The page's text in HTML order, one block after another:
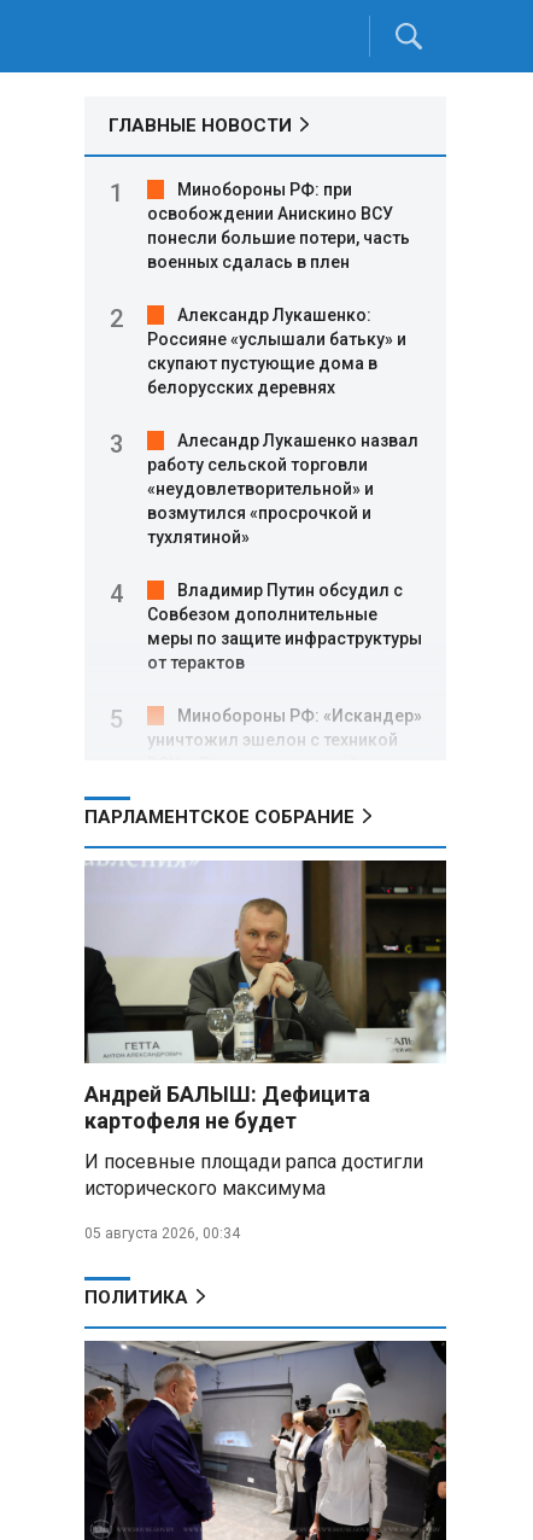
ГЛАВНЫЕ НОВОСТИ
Минобороны РФ: при
освобождении Анискино ВСУ
понесли большие потери, часть
военных сдалась в плен
Александр Лукашенко:
Россияне «услышали батьку» и
скупают пустующие дома в
белорусских деревнях
Алесандр Лукашенко назвал
работу сельской торговли
«неудовлетворительной» и
возмутился «просрочкой и
тухлятиной»
Владимир Путин обсудил с
Совбезом дополнительные
меры по защите инфраструктуры
от терактов
Минобороны РФ: «Искандер»
уничтожил эшелон с техникой
подписали три соглашения по
e‑торговле, биржевому рынку и
ученым званиям
Александр Лукашенко:
Хотите «собирать сливки» в
городах — отвечайте и за
отдалённые деревни
Минобороны РФ: установлен
контроль над Анискино в
ФСБ и МВД накрыли сеть
Сити», через которую
выводили похищенные деньги
Турчин: Механизм
промкооперации в ЕАЭС «не
заработал в полную силу»,
нужны доработки
В Беларуси установили
сроки сбора брусники и клюквы:
за нарушение грозят крупные
ПАРЛАМЕНТСКОЕ СОБРАНИЕ
Андрей БАЛЫШ: Дефицита
картофеля не будет
И посевные площади рапса достигли
исторического максимума
05 августа 2026, 00:34
ПОЛИТИКА